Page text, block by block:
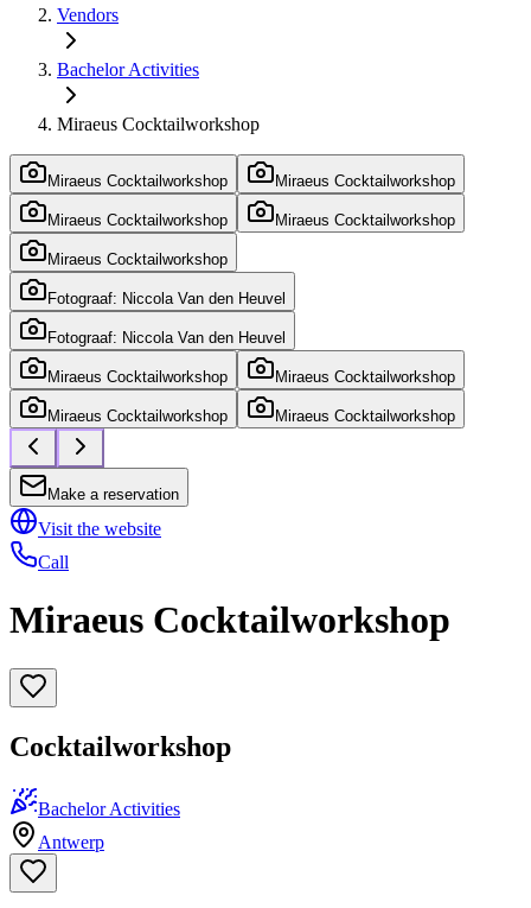
Vendors
Bachelor Activities
Miraeus Cocktailworkshop
Miraeus Cocktailworkshop Miraeus Cocktailworkshop
Miraeus Cocktailworkshop Miraeus Cocktailworkshop
Miraeus Cocktailworkshop
Fotograaf: Niccola Van den Heuvel
Fotograaf: Niccola Van den Heuvel
Miraeus Cocktailworkshop Miraeus Cocktailworkshop
Miraeus Cocktailworkshop Miraeus Cocktailworkshop
Make a reservation
Visit the website
Call
Miraeus Cocktailworkshop
Cocktailworkshop
Bachelor Activities
Antwerp